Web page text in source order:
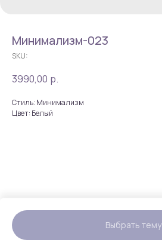
Минимализм-023
SKU:
3990,00 р.
Выбрать тему
Стиль: Минимализм
Цвет: Белый